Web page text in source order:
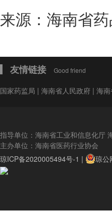
来源：海南省
友情链接 Good friend
国家药监局 | 海南省人民政府 | 海
指导单位：海南省工业和信息化厅
主办单位：海南省医药行业协会
琼ICP备2020005494号-1 |
琼公